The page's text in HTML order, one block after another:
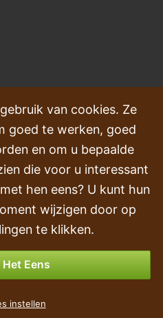
van cookies. Ze
goed te werken, goed
en om u bepaalde
die voor u interessant
hen eens? U kunt hun
wijzigen door op
te klikken.
Het Eens
instellen